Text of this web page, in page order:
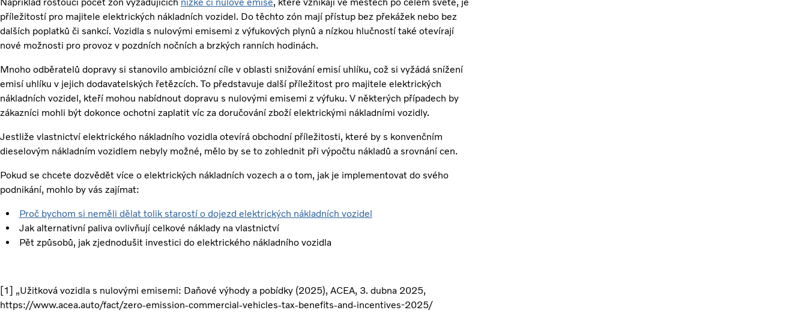
příležitostí pro majitele elektrických nákladních vozidel. Do těchto zón mají přístup bez překážek nebo bez
dalších poplatků či sankcí. Vozidla s nulovými emisemi z výfukových plynů a nízkou hlučností také otevírají
nové možnosti pro provoz v pozdních nočních a brzkých ranních hodinách.
Mnoho odběratelů dopravy si stanovilo ambiciózní cíle v oblasti snižování emisí uhlíku, což si vyžádá snížení
emisí uhlíku v jejich dodavatelských řetězcích. To představuje další příležitost pro majitele elektrických
nákladních vozidel, kteří mohou nabídnout dopravu s nulovými emisemi z výfuku. V některých případech by
zákazníci mohli být dokonce ochotni zaplatit víc za doručování zboží elektrickými nákladními vozidly.
Jestliže vlastnictví elektrického nákladního vozidla otevírá obchodní příležitosti, které by s konvenčním
dieselovým nákladním vozidlem nebyly možné, mělo by se to zohlednit při výpočtu nákladů a srovnání cen.
Pokud se chcete dozvědět více o elektrických nákladních vozech a o tom, jak je implementovat do svého
podnikání, mohlo by vás zajímat:
Proč bychom si neměli dělat tolik starostí o dojezd elektrických nákladních vozidel
Jak alternativní paliva ovlivňují celkové náklady na vlastnictví
Pět způsobů, jak zjednodušit investici do elektrického nákladního vozidla
[1] „Užitková vozidla s nulovými emisemi: Daňové výhody a pobídky (2025), ACEA, 3. dubna 2025,
https://www.acea.auto/fact/zero-emission-commercial-vehicles-tax-benefits-and-incentives-2025/